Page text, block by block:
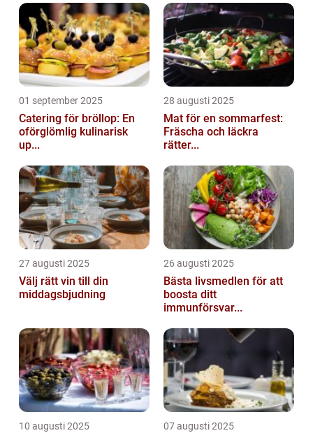
01 september 2025
Catering för bröllop: En
oförglömlig kulinarisk
up...
28 augusti 2025
Mat för en sommarfest:
Fräscha och läckra
rätter...
27 augusti 2025
Välj rätt vin till din
middagsbjudning
26 augusti 2025
Bästa livsmedlen för att
boosta ditt
immunförsvar...
10 augusti 2025 07 augusti 2025